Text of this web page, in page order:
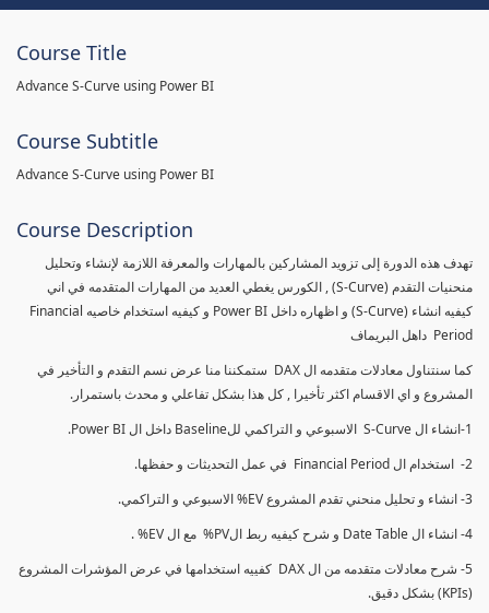
Course Title
Advance S-Curve using Power BI
Course Subtitle
Advance S-Curve using Power BI
Course Description
تهدف هذه الدورة إلى تزويد المشاركين بالمهارات والمعرفة اللازمة لإنشاء وتحليل
منحنيات التقدم (S-Curve) , الكورس يغطي العديد من المهارات المتقدمه في اني
كيفيه انشاء (S-Curve) و اظهاره داخل Power BI و كيفيه استخدام خاصيه Financial
Period داهل البريماف
كما سنتناول معادلات متقدمه ال DAX ستمكننا منا عرض نسم التقدم و التأخير في
المشروع و اي الاقسام اكثر تأخيرا , كل هذا بشكل تفاعلي و محدث باستمرار.
1-انشاء ال S-Curve الاسبوعي و التراكمي للBaseline داخل ال Power BI.
2- استخدام ال Financial Period في عمل التحديثات و حفظها.
3- انشاء و تحليل منحني تقدم المشروع EV% الاسبوعي و التراكمي.
4- انشاء ال Date Table و شرح كيفيه ربط الPV% مع ال EV% .
5- شرح معادلات متقدمه من ال DAX كفييه استخدامها في عرض المؤشرات المشروع
(KPIs) بشكل دقيق.